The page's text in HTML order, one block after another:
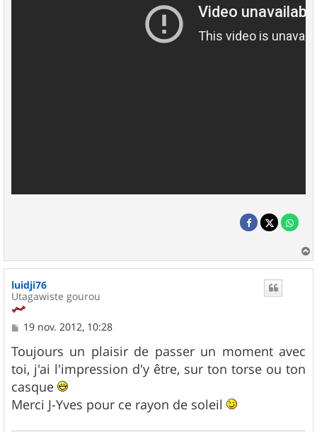
a
luidji76
Utagawiste gourou
M
s
s
a
g
e
19 nov. 2012, 10:28
Toujours un plaisir de passer un moment avec
toi, j'ai l'impression d'y être, sur ton torse ou ton
casque
Merci J-Yves pour ce rayon de soleil